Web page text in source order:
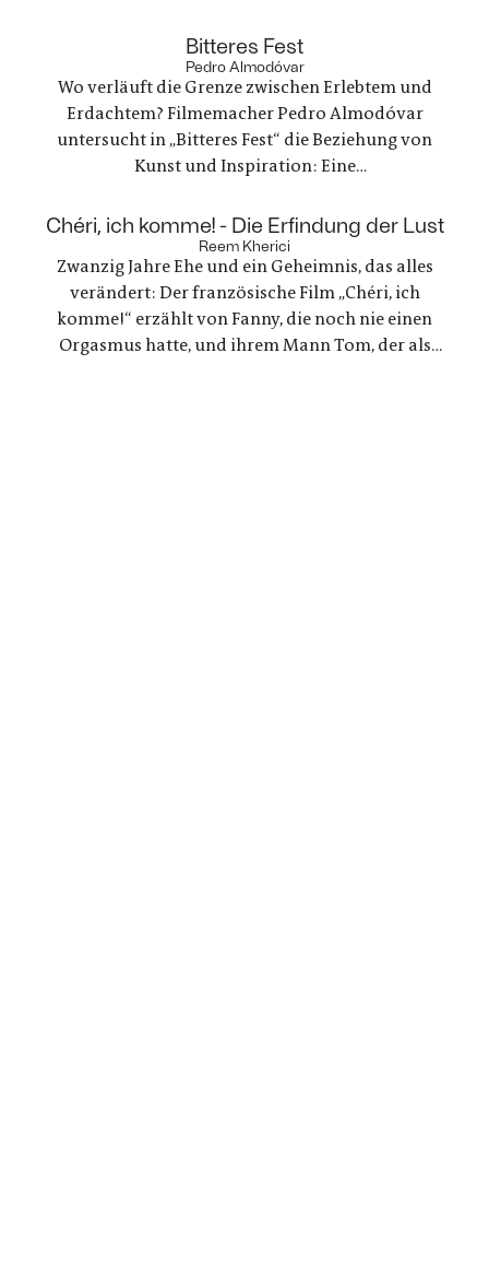
ungewöhnlicher Familienurlaub wird zu einem
Spannungsfeld zwischen Trauer, Erinnerungen
und einer Welt, die nie innehält.
Bitteres Fest
Pedro Almodóvar
Wo verläuft die Grenze zwischen Erlebtem und
Erdachtem? Filmemacher Pedro Almodóvar
untersucht in „Bitteres Fest“ die Beziehung von
Kunst und Inspiration: Eine
nach Lanzarote reist, um zu trauern und ein
Regisseur, der in einer kreativen Krise steckt - zwei
Geschichten, die zunehmend verschmelzen.
Chéri, ich komme! - Die Erfindung der Lust
Reem Kherici
Zwanzig Jahre Ehe und ein Geheimnis, das alles
verändert: Der französische Film „Chéri, ich
komme!“ erzählt von Fanny, die noch nie einen
Orgasmus hatte, und ihrem Mann Tom, der als